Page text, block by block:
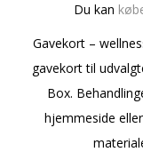
Du kan
Gavekort –
gavekort til
Box.
hjemmeside